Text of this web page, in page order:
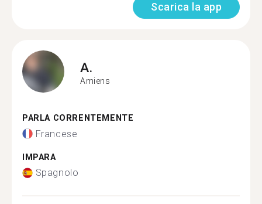
Scarica la app
A.
Amiens
PARLA CORRENTEMENTE
Francese
IMPARA
Spagnolo